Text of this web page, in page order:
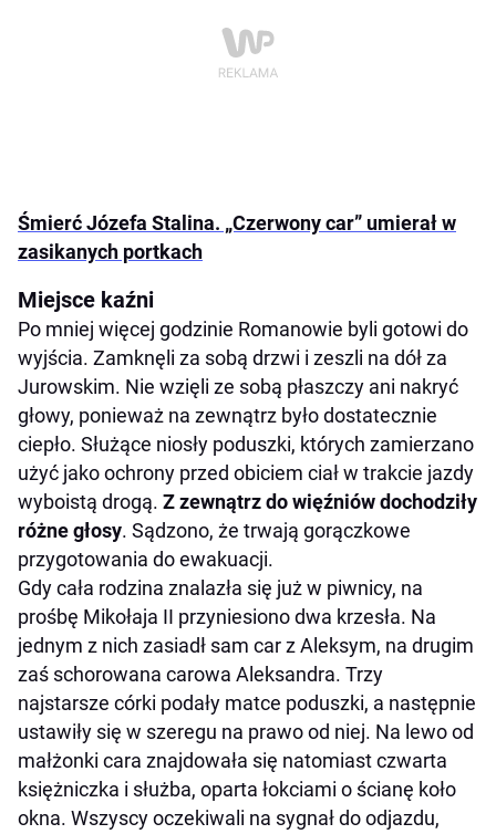
Śmierć Józefa Stalina. „Czerwony car” umierał w
zasikanych portkach
Miejsce kaźni
Po mniej więcej godzinie Romanowie byli gotowi do
wyjścia. Zamknęli za sobą drzwi i zeszli na dół za
Jurowskim. Nie wzięli ze sobą płaszczy ani nakryć
głowy, ponieważ na zewnątrz było dostatecznie
ciepło. Służące niosły poduszki, których zamierzano
użyć jako ochrony przed obiciem ciał w trakcie jazdy
wyboistą drogą. Z zewnątrz do więźniów dochodziły
różne głosy. Sądzono, że trwają gorączkowe
przygotowania do ewakuacji.
Gdy cała rodzina znalazła się już w piwnicy, na
prośbę Mikołaja II przyniesiono dwa krzesła. Na
jednym z nich zasiadł sam car z Aleksym, na drugim
zaś schorowana carowa Aleksandra. Trzy
najstarsze córki podały matce poduszki, a następnie
ustawiły się w szeregu na prawo od niej. Na lewo od
małżonki cara znajdowała się natomiast czwarta
księżniczka i służba, oparta łokciami o ścianę koło
okna. Wszyscy oczekiwali na sygnał do odjazdu,